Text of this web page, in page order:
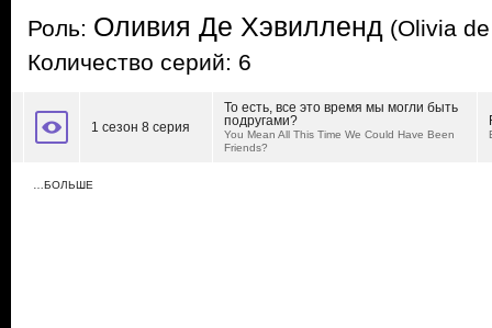
Роль: Оливия Де Хэвилленд (Olivia
Количество серий: 6
1 сезон 8 серия
То есть, все это время мы могли быть
подругами?
You Mean All This Time We Could Have Been
Friends?
…БОЛЬШЕ